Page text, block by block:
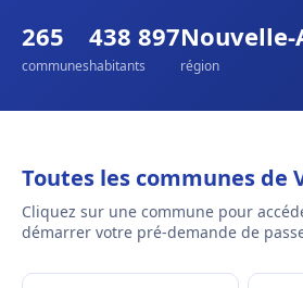
265
communes
438 897
habitants région
Toutes les communes de
Cliquez sur une commune pour
démarrer votre pré-demande de